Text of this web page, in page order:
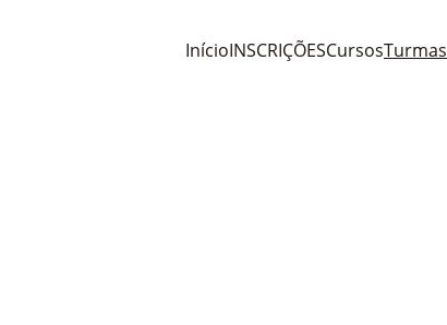
InícioINSCRIÇÕESCursosTurmas